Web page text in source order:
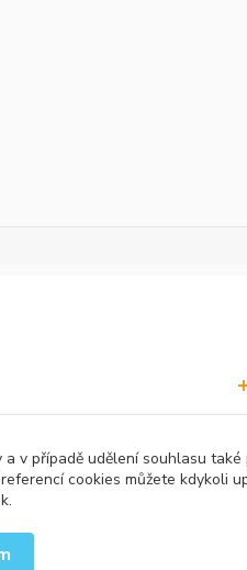
v případě udělení souhlasu také
cookies můžete kdykoli